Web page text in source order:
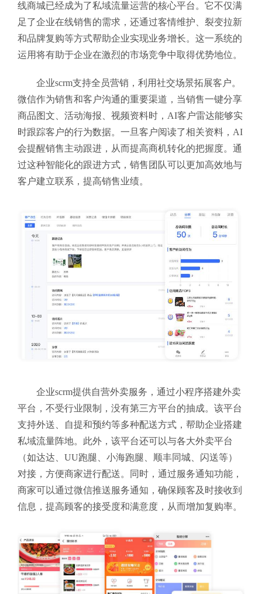
线商城已经成为了私域流量运营的核心平台。它不仅满
足了企业在线销售的需求，还通过客情维护、裂变拉新
和品牌复购等方式帮助企业实现业务增长。这一系统的
运用将有助于企业在激烈的市场竞争中取得优势地位。
企业scrm支持全员营销，利用社交场景拓展客户。
微信作为销售和客户沟通的重要渠道，当销售一键分享
商品图文、活动海报、视频资料时，AI客户雷达能够实
时跟踪客户的行为数据。一旦客户阅读了相关资料，AI
会提醒销售主动跟进，从而提高商机转化的把握度。通
过这种智能化的跟进方式，销售团队可以更加高效地与
客户建立联系，提高销售业绩。
企业scrm提供自营外卖服务，通过小程序搭建外卖
平台，不受行业限制，没有第三方平台的抽成。该平台
支持外送、自提和预约等多种配送方式，帮助企业搭建
私域流量阵地。此外，该平台还可以与各大外卖平台
（如达达、UU跑腿、小海跑腿、顺丰同城、闪送等）
对接，方便商家进行配送。同时，通过服务通知功能，
商家可以通过微信推送服务通知，确保顾客及时接收到
信息，提高顾客的接受度和满意度，从而增加复购率。